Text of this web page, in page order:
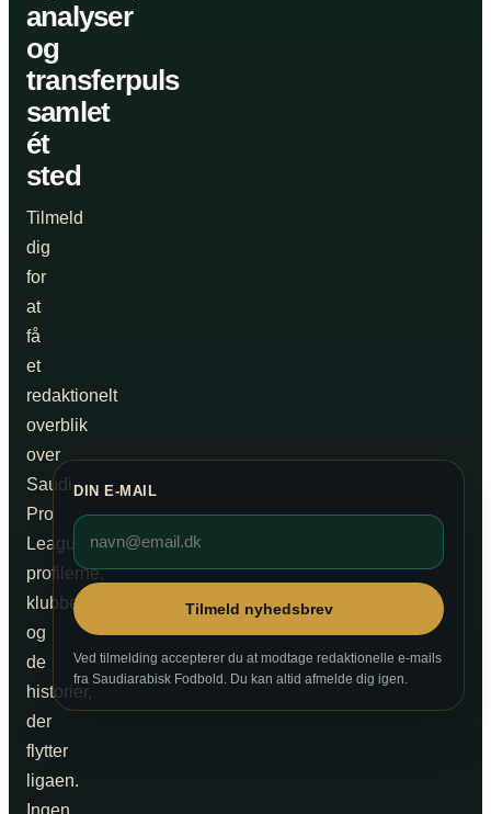
analyser
og
transferpuls
samlet
ét
sted
Tilmeld
dig
for
at
få
et
redaktionelt
overblik
over
Saudi
Pro
League,
profilerne,
klubberne
og
de
historier,
der
flytter
ligaen.
DIN E-MAIL
Tilmeld nyhedsbrev
Ved tilmelding accepterer du at modtage redaktionelle e-mails
fra Saudiarabisk Fodbold. Du kan altid afmelde dig igen.